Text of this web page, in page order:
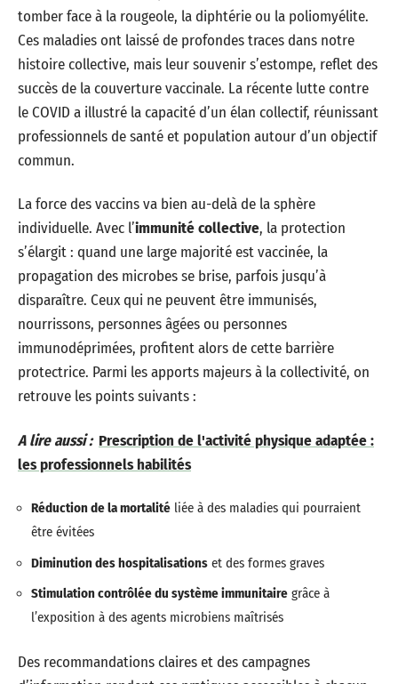
tomber face à la rougeole, la diphtérie ou la poliomyélite.
Ces maladies ont laissé de profondes traces dans notre
histoire collective, mais leur souvenir s’estompe, reflet des
succès de la couverture vaccinale. La récente lutte contre
le COVID a illustré la capacité d’un élan collectif, réunissant
professionnels de santé et population autour d’un objectif
commun.
La force des vaccins va bien au-delà de la sphère
individuelle. Avec l’immunité collective, la protection
s’élargit : quand une large majorité est vaccinée, la
propagation des microbes se brise, parfois jusqu’à
disparaître. Ceux qui ne peuvent être immunisés,
nourrissons, personnes âgées ou personnes
immunodéprimées, profitent alors de cette barrière
protectrice. Parmi les apports majeurs à la collectivité, on
retrouve les points suivants :
A lire aussi : Prescription de l'activité physique adaptée :
les professionnels habilités
Réduction de la mortalité liée à des maladies qui pourraient
être évitées
Diminution des hospitalisations et des formes graves
Stimulation contrôlée du système immunitaire grâce à
l’exposition à des agents microbiens maîtrisés
Des recommandations claires et des campagnes